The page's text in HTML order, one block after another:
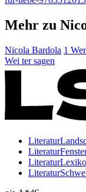
Mehr zu
Nicola Bardola 1
Wei ter sagen